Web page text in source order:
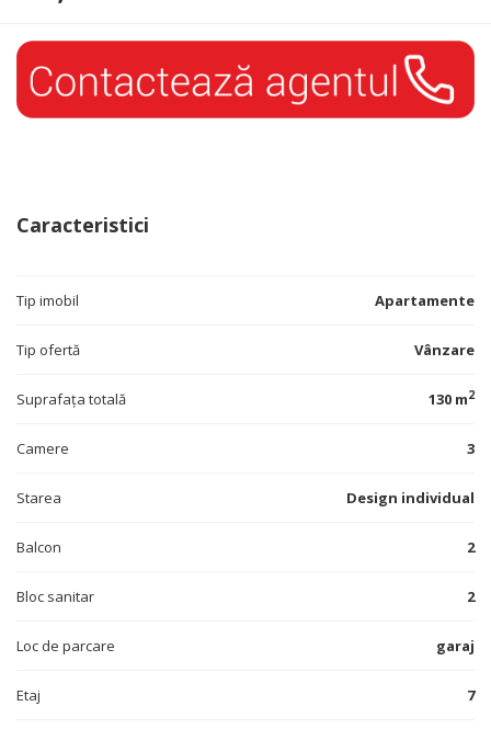
Caracteristici
Tip imobil Apartamente
Tip ofertă Vânzare
Suprafața totală 130 m2
Camere 3
Starea Design individual
Balcon 2
Bloc sanitar 2
Loc de parcare garaj
Etaj 7